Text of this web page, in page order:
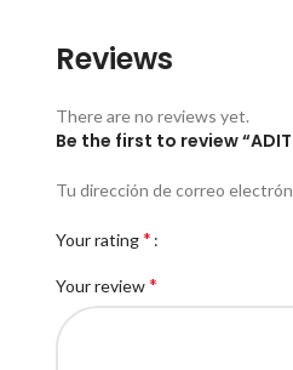
Reviews
There are no reviews yet.
Be the first to review
Tu dirección de correo
Your rating*
Your review*